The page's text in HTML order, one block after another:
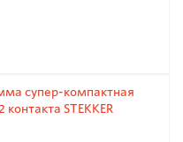
супер-компактная
STEKKER